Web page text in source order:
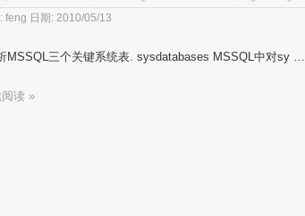
feng 日期: 2010/05/13
MSSQL三个关键系统表. sysdatabases MSSQL中对sy …
读 »